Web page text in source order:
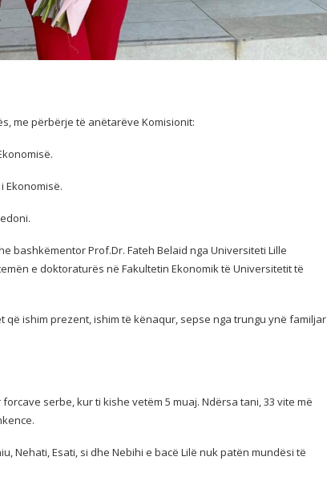
me përbërje të anëtarëve Komisionit:
Ekonomisë.
bashkëmentor Prof.Dr. Fateh Belaid nga Universiteti Lille
e doktoraturës në Fakultetin Ekonomik të Universitetit të
ishim prezent, ishim të kënaqur, sepse nga trungu ynë familjar
serbe, kur ti kishe vetëm 5 muaj. Ndërsa tani, 33 vite më
Nehati, Esati, si dhe Nebihi e bacë Lilë nuk patën mundësi të